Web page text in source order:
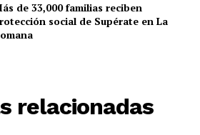
de 33,000 familias reciben
social de Supérate en La
relacionadas